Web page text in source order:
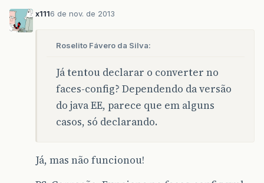
x1116 de nov. de 2013
Roselito Fávero da Silva:
Já tentou declarar o converter no
faces-config? Dependendo da versão
do java EE, parece que em alguns
casos, só declarando.
Já, mas não funcionou!